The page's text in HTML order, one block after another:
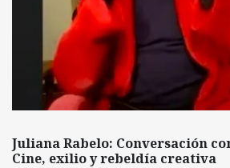
Juliana Rabelo: Conversación
Cine, exilio y rebeldía creativa